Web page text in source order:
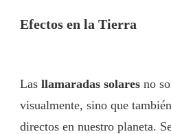
Efectos en la Tierra
Las llamaradas solares no
visualmente, sino que
directos en nuestro planeta.